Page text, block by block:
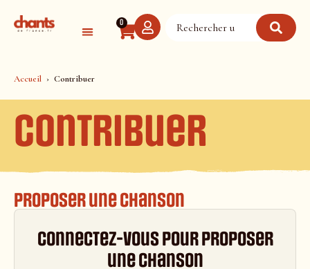
0
Accueil Contribuer
Contribuer
Proposer une chanson
Connectez-vous pour proposer
une chanson